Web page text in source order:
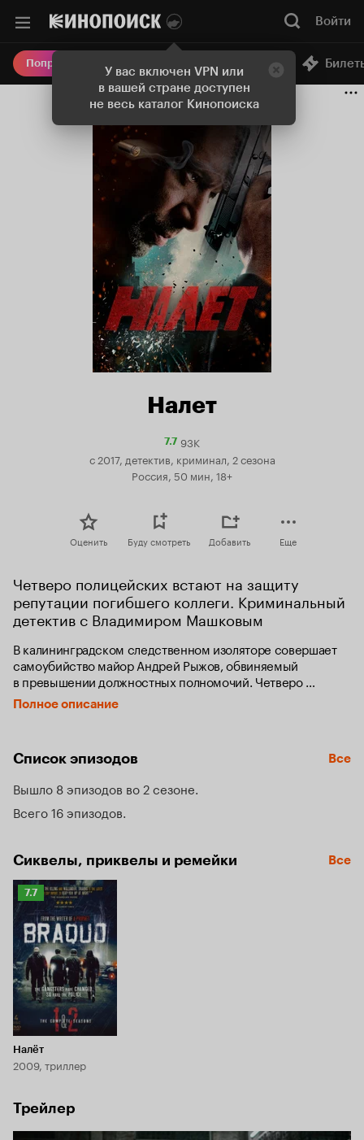
У вас включен VPN или
в вашей стране доступен
не весь каталог Кинопоиска
Войти
Попробовать Плюс Онлайн-кинотеатр
Налет
7.7Рейтинг
Кинопоиска
7.7
93K
с 2017, детектив, криминал, 2 сезона
Россия, 50 мин, 18+
Оценить Буду смотреть Добавить Еще
Четверо полицейских встают на защиту
репутации погибшего коллеги. Криминальный
детектив с Владимиром Машковым
В калининградском следственном изоляторе совершает
самоубийство майор Андрей Рыжов, обвиняемый
в превышении должностных полномочий. Четверо
его коллег, Олег Каплан, Павел Карпенко, Оксана
Голикова, Фёдор Вачевский, уверены в невиновности
собственное расследование.
Полное описание
Список эпизодов Все
Вышло 8 эпизодов во 2 сезоне
Всего 16 эпизодов
Сиквелы, приквелы и ремейки Все
Рейтинг
Кинопоиска
7.7
7.7
Налёт
2009, триллер
Трейлер